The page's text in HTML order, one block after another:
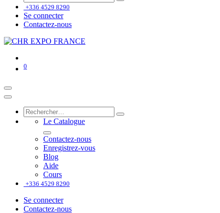
+336 4529 8290
Se connecter
Contactez-nous
0
Le Catalogue
Contactez-nous
Enregistrez-vous
Blog
Aide
Cours
+336 4529 8290
Se connecter
Contactez-nous